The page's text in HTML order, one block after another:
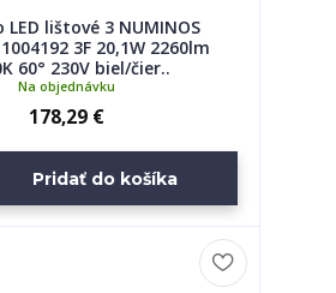
LED lištové 3 NUMINOS
1004192 3F 20,1W 2260lm
60° 230V biel/čier..
178,29 €
Na objednávku
Pridať do košíka